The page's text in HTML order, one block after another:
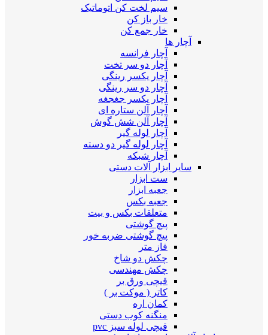
سیم لخت کن اتوماتیک
خار باز کن
خار جمع کن
آچار ها
آچار فرانسه
آچار دو سر تخت
آچار یکسر رینگی
آچار دو سر رینگی
آچار یکسر جغجغه
آچار آلن ستاره ای
آچار آلن شش گوش
آچار لوله گیر
آچار لوله گیر دو دسته
آچار شبکه
سایر ابزار آلات دستی
ست ابزار
جعبه ابزار
جعبه بکس
متعلقات بکس و بیت
پیچ گوشتی
پیچ گوشتی ضربه خور
فاز متر
چکش دو شاخ
چکش مهندسی
قیچی ورق بر
کاتر ( موکت بر )
کمان اره
منگنه کوب دستی
قیچی لوله سبز pvc